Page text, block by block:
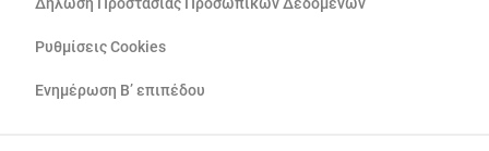
Ρυθμίσεις Cookies
Ενημέρωση Β’ επιπέδου